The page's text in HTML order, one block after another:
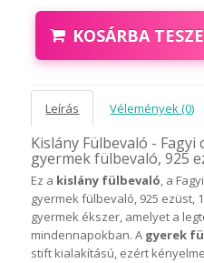
KOSÁRBA
Leírás Vélemények (0)
Kislány Fülbevaló -
gyermek fülbevaló, 925
Ez a kislány fülbevaló, a
gyermek fülbevaló, 925 ezüst,
gyermek ékszer, amelyet a
mindennapokban. A gyerek
stift kialakítású, ezért